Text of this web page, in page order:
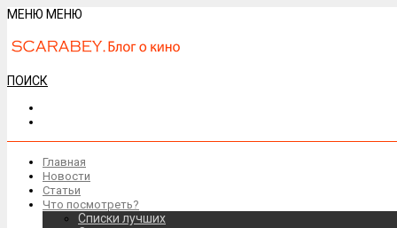
МЕНЮ МЕНЮ
ПОИСК
Главная
Новости
Статьи
Что посмотреть?
Списки лучших